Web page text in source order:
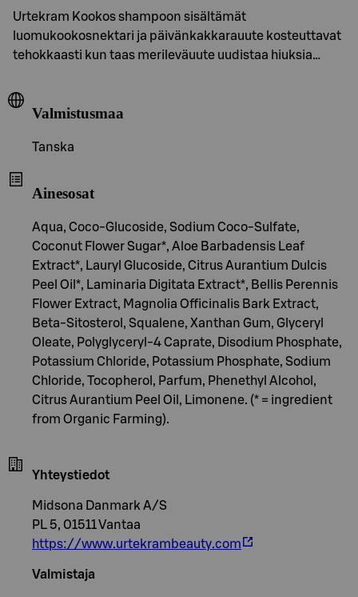
Urtekram Kookos shampoon sisältämät
luomukookosnektari ja päivänkakkarauute kosteuttavat
tehokkaasti kun taas merileväuute uudistaa hiuksia…
Valmistusmaa
Tanska
Ainesosat
Aqua, Coco-Glucoside, Sodium Coco-Sulfate,
Coconut Flower Sugar*, Aloe Barbadensis Leaf
Extract*, Lauryl Glucoside, Citrus Aurantium Dulcis
Peel Oil*, Laminaria Digitata Extract*, Bellis Perennis
Flower Extract, Magnolia Officinalis Bark Extract,
Beta-Sitosterol, Squalene, Xanthan Gum, Glyceryl
Oleate, Polyglyceryl-4 Caprate, Disodium Phosphate,
Potassium Chloride, Potassium Phosphate, Sodium
Chloride, Tocopherol, Parfum, Phenethyl Alcohol,
Citrus Aurantium Peel Oil, Limonene. (* = ingredient
from Organic Farming).
Yhteystiedot
Midsona Danmark A/S
PL 5, 01511 Vantaa
https://www.urtekrambeauty.com
Valmistaja